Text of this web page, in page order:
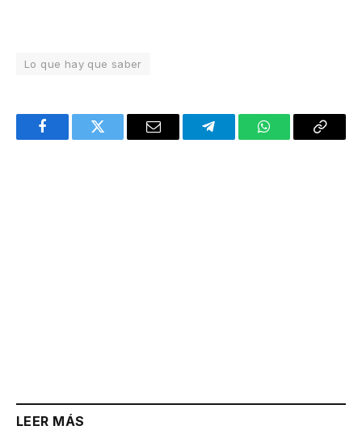
Lo que hay que saber
FacebookTwitter Email TelegramWhatsAppCopy
LEER MÁS